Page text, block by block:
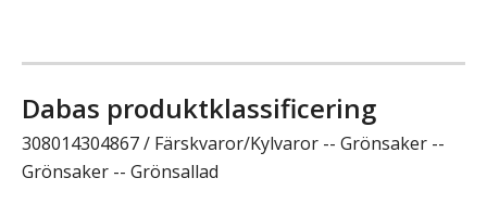
Dabas produktklassificering
308014304867 / Färskvaror/Kylvaror -- Grönsaker --
Grönsaker -- Grönsallad